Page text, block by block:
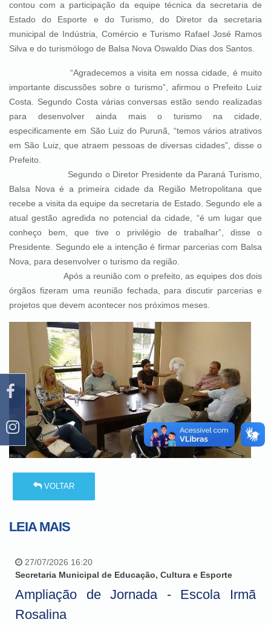
contou com a participação da equipe técnica da secretaria de
Estado do Esporte e do Turismo, do Diretor da secretaria
municipal de Indústria, Comércio e Turismo Rafael José Ramos
Silva e do turismólogo de Balsa Nova Oswaldo Dias dos Santos.
“Agradecemos a visita em nossa cidade, é muito
importante discussões sobre o turismo”, afirmou o Prefeito Luiz
Costa. Segundo Costa várias conversas estão sendo realizadas
para desenvolver ainda mais o turismo na cidade,
especificamente em São Luiz do Purunã, “temos vários atrativos
em São Luiz, que atraem pessoas de diversas cidades”, disse o
Prefeito.
Segundo o Diretor Presidente da Paraná Turismo,
Balsa Nova é a primeira cidade da Região Metropolitana que
recebe a visita da equipe da secretaria de Estado. Segundo ele a
atual gestão agredida no potencial da cidade, “é um lugar que
conheço bem, que tive o privilégio de trabalhar”, disse o
Presidente. Segundo ele a intenção é firmar parcerias com Balsa
Nova, para desenvolver o turismo da região.
Após a reunião com o prefeito, as equipes dos dois
órgãos fizeram uma reunião fechada, para discutir parcerias e
projetos que devem acontecer nos próximos meses.
VOLTAR
LEIA MAIS
27/07/2026 16:20
Secretaria Municipal de Educação, Cultura e Esporte
Ampliação de Jornada - Escola Irmã
Rosalina